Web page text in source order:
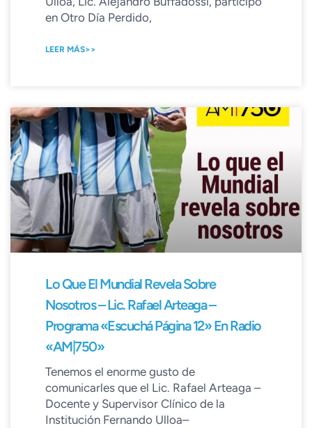
en Otro Día Perdido,
LEER MÁS>>
Lo Que El Mundial Revela Sobre
Nosotros – Lic. Rafael Arteaga –
Programa «Escuchá Página 12» En Radio
«AM|750»
Tenemos el enorme gusto de
comunicarles que el Lic. Rafael Arteaga –
Docente y Supervisor Clínico de la
Institución Fernando Ulloa–